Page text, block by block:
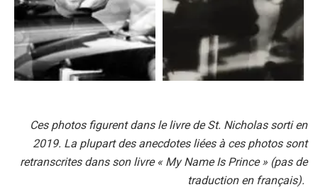
Ces photos figurent dans le livre de St. Nicholas sorti en
2019. La plupart des anecdotes liées à ces photos sont
retranscrites dans son livre « My Name Is Prince » (pas de
traduction en français).